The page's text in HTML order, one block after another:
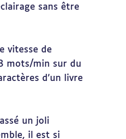
sans être
vitesse de
mots/min sur du
d’un livre
un joli
il est si